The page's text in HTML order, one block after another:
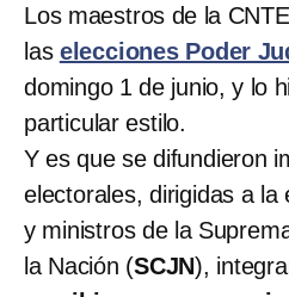
Los maestros de la
las elecciones Poder
domingo 1 de junio, y lo
particular estilo.
Y es que se difundieron
electorales, dirigidas a la
y ministros de la
la Nación (SCJN),